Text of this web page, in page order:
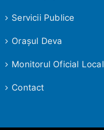
Servicii Publice
Oraşul Deva
Monitorul Oficial Local
Contact